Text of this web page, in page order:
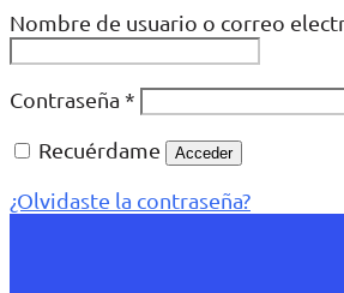
Nombre de usuario o correo
Contraseña *
Recuérdame
Acceder
¿Olvidaste la contraseña?